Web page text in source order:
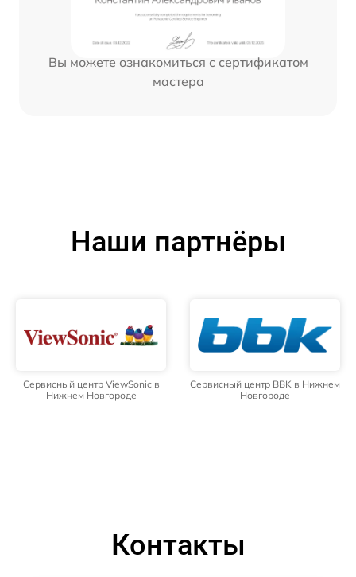
Вы можете ознакомиться с сертификатом
мастера
Наши партнёры
Сервисный центр ViewSonic в
Нижнем Новгороде
Сервисный центр BBK в Нижнем
Новгороде
Контакты